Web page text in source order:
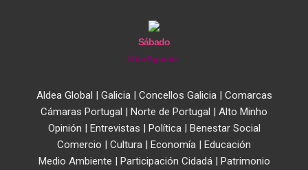
Sábado
8 de Agosto
Aldea Global | Galicia | Concellos Galicia | Comarcas
Cámaras Portugal | Norte de Portugal | Alto Minho
Opinión | Entrevistas | Política | Benestar Social
Comercio | Cultura | Economía | Educación
Medio Ambiente | Participación Cidadá | Patrimonio